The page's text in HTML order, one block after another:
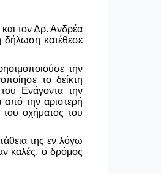
και τον Δρ. Ανδρέα
κατέθεσε
την
το δείκτη
Ενάγοντα την
από την αριστερή
οχήματος του
της εν λόγω
καλές, ο δρόμος